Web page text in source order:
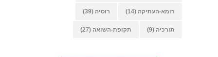
רומא-העתיקה (14) רוסיה (39)
תורכיה (9) תקופת-השואה (27)